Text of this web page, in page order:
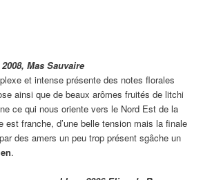
Mas Sauvaire
et intense présente des notes florales
ainsi que de beaux arômes fruités de litchi
ce qui nous oriente vers le Nord Est de la
est franche, d’une belle tension mais la finale
des amers un peu trop présent sgâche un
.